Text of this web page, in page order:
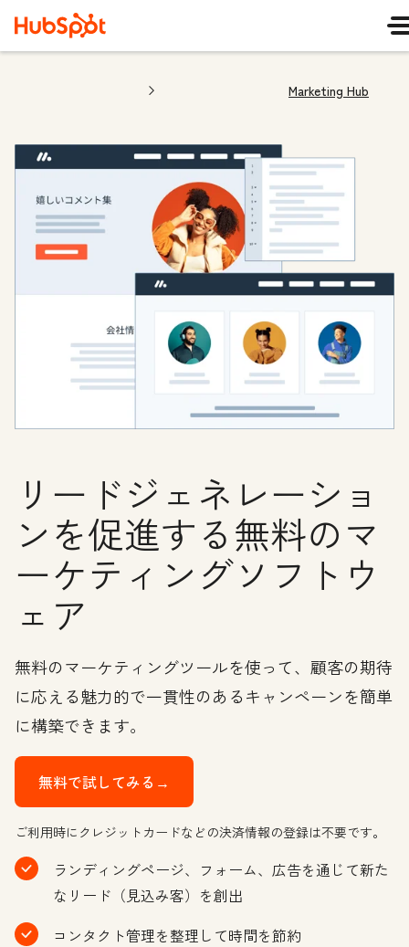
Marketing Hub
リードジェネレーショ
ンを促進する無料のマ
ーケティングソフトウ
ェア
無料のマーケティングツールを使って、顧客の期待
に応える魅力的で一貫性のあるキャンペーンを簡単
に構築できます。
無料で試してみる→
ご利用時にクレジットカードなどの決済情報の登録は不要です。
ランディングページ、フォーム、広告を通じて新た
なリード（見込み客）を創出
コンタクト管理を整理して時間を節約